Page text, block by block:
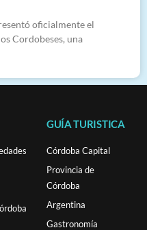
oficialmente el
Cordobeses, una
GUÍA TURISTICA
Córdoba Capital
Provincia de
Córdoba
Argentina
Gastronomía